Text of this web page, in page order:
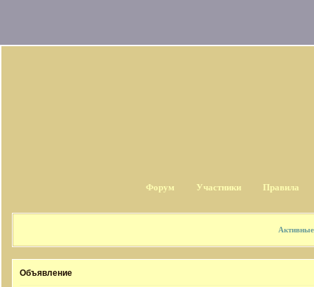
Форум Участники Правила
Объявление